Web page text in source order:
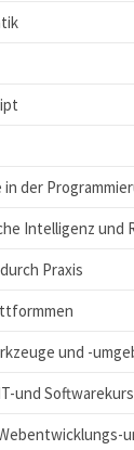
in der
Intelligenz und
Praxis
und -
und Softwarekurs